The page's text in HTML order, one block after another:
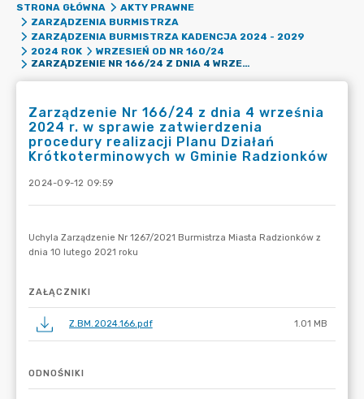
STRONA GŁÓWNA
AKTY PRAWNE
ZARZĄDZENIA BURMISTRZA
ZARZĄDZENIA BURMISTRZA KADENCJA 2024 - 2029
2024 ROK
WRZESIEŃ OD NR 160/24
ZARZĄDZENIE NR 166/24 Z DNIA 4 WRZEŚNIA 2024 R. W SPRAWIE ZATWIERDZENIA PROCEDURY REALIZACJI PLANU DZIAŁAŃ KRÓTKOTERMINOWYCH W GMINIE RADZIONKÓW
Zarządzenie Nr 166/24 z dnia 4 września
2024 r. w sprawie zatwierdzenia
procedury realizacji Planu Działań
Krótkoterminowych w Gminie Radzionków
2024-09-12 09:59
ZAŁĄCZNIKI
Z.BM.2024.166.pdf 1.01 MB
ODNOŚNIKI